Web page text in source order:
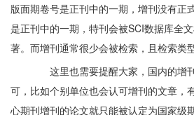
版面期卷号是正刊中的一期，增刊没有正
是正刊中的一期，特刊会被SCI数据库全
著。而增刊通常很少会被检索，且检索类
这里也需要提醒大家，国内的增
可，比如个别单位也会认可增刊的文章，
心期刊增刊的论文就只能被认定为国家级